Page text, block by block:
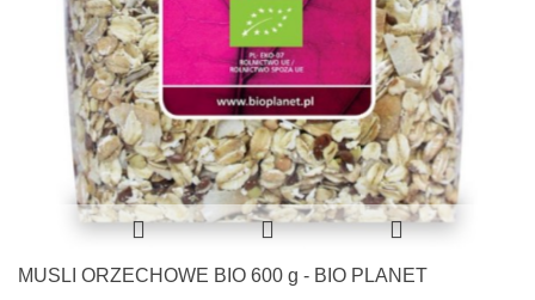
MUSLI ORZECHOWE BIO 600 g - BIO PLANET